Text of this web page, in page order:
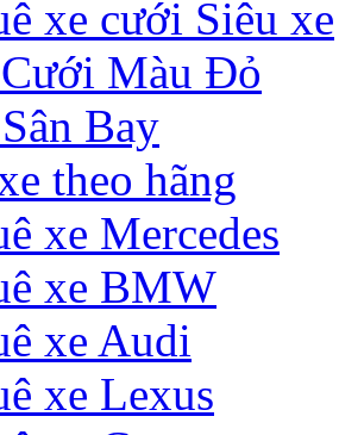
xe cưới Siêu xe
Màu Đỏ
Bay
theo hãng
xe Mercedes
xe BMW
xe Audi
xe Lexus